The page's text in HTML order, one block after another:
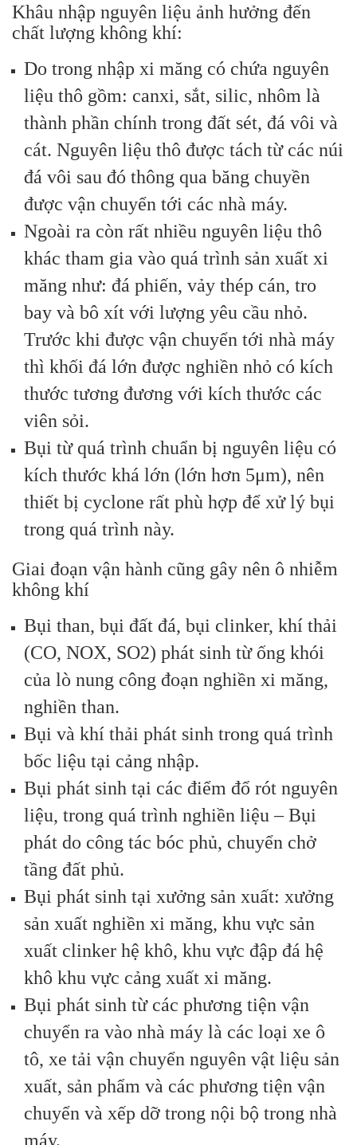
Khâu nhập nguyên liệu ảnh hưởng đến
chất lượng không khí:
Do trong nhập xi măng có chứa nguyên
liệu thô gồm: canxi, sắt, silic, nhôm là
thành phần chính trong đất sét, đá vôi và
cát. Nguyên liệu thô được tách từ các núi
đá vôi sau đó thông qua băng chuyền
được vận chuyển tới các nhà máy.
Ngoài ra còn rất nhiều nguyên liệu thô
khác tham gia vào quá trình sản xuất xi
măng như: đá phiến, vảy thép cán, tro
bay và bô xít với lượng yêu cầu nhỏ.
Trước khi được vận chuyển tới nhà máy
thì khối đá lớn được nghiền nhỏ có kích
thước tương đương với kích thước các
viên sỏi.
Bụi từ quá trình chuẩn bị nguyên liệu có
kích thước khá lớn (lớn hơn 5μm), nên
thiết bị cyclone rất phù hợp để xử lý bụi
trong quá trình này.
Giai đoạn vận hành cũng gây nên ô nhiễm
không khí
Bụi than, bụi đất đá, bụi clinker, khí thải
(CO, NOX, SO2) phát sinh từ ống khói
của lò nung công đoạn nghiền xi măng,
nghiền than.
Bụi và khí thải phát sinh trong quá trình
bốc liệu tại cảng nhập.
Bụi phát sinh tại các điểm đổ rót nguyên
liệu, trong quá trình nghiền liệu – Bụi
phát do công tác bóc phủ, chuyển chở
tầng đất phủ.
Bụi phát sinh tại xưởng sản xuất: xưởng
sản xuất nghiền xi măng, khu vực sản
xuất clinker hệ khô, khu vực đập đá hệ
khô khu vực cảng xuất xi măng.
Bụi phát sinh từ các phương tiện vận
chuyển ra vào nhà máy là các loại xe ô
tô, xe tải vận chuyển nguyên vật liệu sản
xuất, sản phẩm và các phương tiện vận
chuyển và xếp dỡ trong nội bộ trong nhà
máy.